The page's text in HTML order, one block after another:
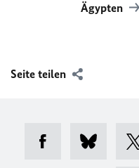
Ägypten
Seite teilen